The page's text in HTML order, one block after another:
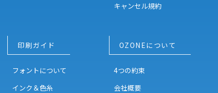
キャンセル規約
印刷ガイド
フォントについて
インク＆色糸
OZONEについて
4つの約束
会社概要